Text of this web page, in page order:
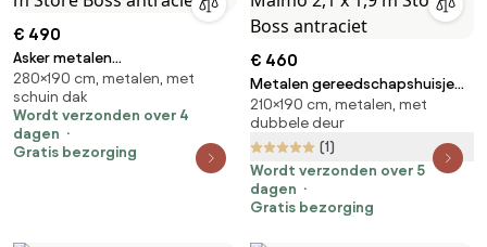
€ 490
Asker metalen
gereedschapshuis 2,8 x 1,9 m
Store Boss antraciet
280×190 cm, metalen, met
schuin dak
Wordt verzonden over 4
dagen
Gratis bezorging
€ 460
Metalen gereedschapshuisje
Malmo 2,1 x 1,9 m Store Boss
antraciet
210×190 cm, metalen, met
dubbele deur
(1)
Wordt verzonden over 5
dagen
Gratis bezorging